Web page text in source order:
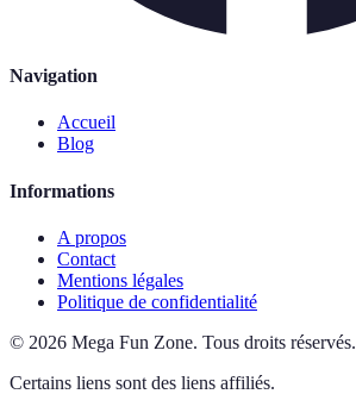
Navigation
Accueil
Blog
Informations
A propos
Contact
Mentions légales
Politique de confidentialité
© 2026 Mega Fun Zone. Tous droits réservés.
Certains liens sont des liens affiliés.